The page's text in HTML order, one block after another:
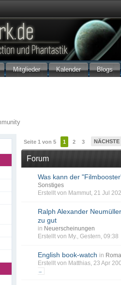
Mitglieder Kalender Blogs
Seite 1 von 5 1 2 3 NÄCHSTE
Forum
Was kann der
Sonstiges
Erstellt von Mammut, 21 Jul
Ralph Alexander
zu gut
in Neuerscheinungen
Erstellt von My., Gestern, 09:38
English book-watch in
Erstellt von Matthias, 23 Apr
→